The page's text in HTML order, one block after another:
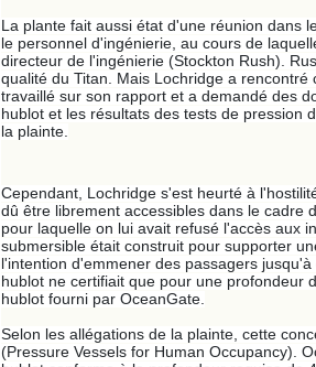
La plante fait aussi état d'une réunion dans
le personnel d'ingénierie, au cours de
directeur de l'ingénierie (Stockton Rush).
qualité du Titan. Mais Lochridge a
travaillé sur son rapport et a demandé des
hublot et les résultats des tests de pression
la plainte.
Cependant, Lochridge s'est heurté à
dû être librement accessibles dans le cadre
pour laquelle on lui avait refusé l'accès aux
submersible était construit pour supporter
l'intention d'emmener des passagers
hublot ne certifiait que pour une profondeur
hublot fourni par OceanGate.
Selon les allégations de la plainte, cette
(Pressure Vessels for Human Occupancy).